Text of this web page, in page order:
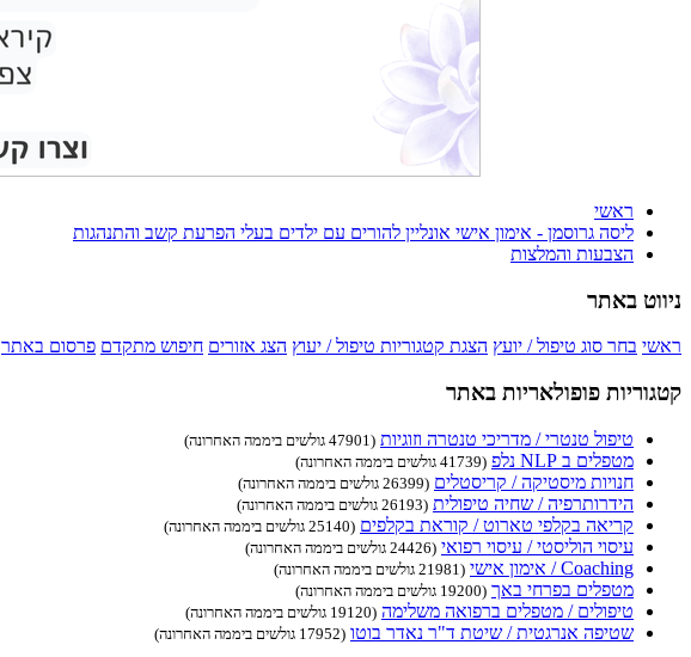
ראשי
ליסה גרוסמן - אימון אישי אונליין להורים עם ילדים בעלי הפרעת קשב והתנהגות
הצבעות והמלצות
ניווט באתר
ראשי בחר סוג טיפול / יועץ הצגת קטגוריות טיפול / יעוץ הצג אזורים חיפוש מתקדם פרסום באתר
קטגוריות פופולאריות באתר
טיפול טנטרי / מדריכי טנטרה וזוגיות (47901 גולשים ביממה האחרונה)
מטפלים ב NLP נלפ (41739 גולשים ביממה האחרונה)
חנויות מיסטיקה / קריסטלים (26399 גולשים ביממה האחרונה)
הידרותרפיה / שחיה טיפולית (26193 גולשים ביממה האחרונה)
קריאה בקלפי טארוט / קוראת בקלפים (25140 גולשים ביממה האחרונה)
עיסוי הוליסטי / עיסוי רפואי (24426 גולשים ביממה האחרונה)
Coaching / אימון אישי (21981 גולשים ביממה האחרונה)
מטפלים בפרחי באך (19200 גולשים ביממה האחרונה)
טיפולים / מטפלים ברפואה משלימה (19120 גולשים ביממה האחרונה)
שטיפה אנרגטית / שיטת ד"ר נאדר בוטו (17952 גולשים ביממה האחרונה)